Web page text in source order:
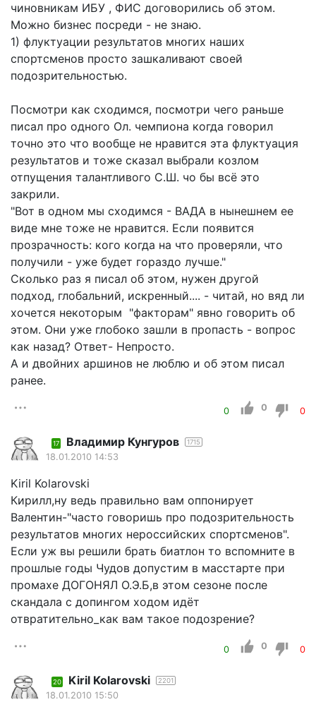
чиновникам ИБУ , ФИС договорились об этом.
Можно бизнес посреди - не знаю.
1) флуктуации результатов многих наших
спортсменов просто зашкаливают своей
подозрительностью.
Посмотри как сходимся, посмотри чего раньше
писал про одного Ол. чемпиона когда говорил
точно это что вообще не нравится эта флуктуация
результатов и тоже сказал выбрали козлом
отпущения талантливого С.Ш. чо бы всё это
закрили.
"Вот в одном мы сходимся - ВАДА в нынешнем ее
виде мне тоже не нравится. Если появится
прозрачность: кого когда на что проверяли, что
получили - уже будет гораздо лучше."
Сколько раз я писал об этом, нужен другой
подход, глобальний, искренный.... - читай, но вяд ли
хочется некоторым "факторам" явно говорить об
этом. Они уже глобоко зашли в пропасть - вопрос
как назад? Ответ- Непросто.
А и двойних аршинов не люблю и об этом писал
ранее.
0 0 0
17 Владимир Кунгуров 1715
18.01.2010 14:53
Kiril Kolarovski
Кирилл,ну ведь правильно вам оппонирует
Валентин-"часто говоришь про подозрительность
результатов многих нероссийских спортсменов".
Если уж вы решили брать биатлон то вспомните в
прошлые годы Чудов допустим в масстарте при
промахе ДОГОНЯЛ О.Э.Б,в этом сезоне после
скандала с допингом ходом идёт
отвратительно_как вам такое подозрение?
0 0 0
20 Kiril Kolarovski 2201
18.01.2010 15:50